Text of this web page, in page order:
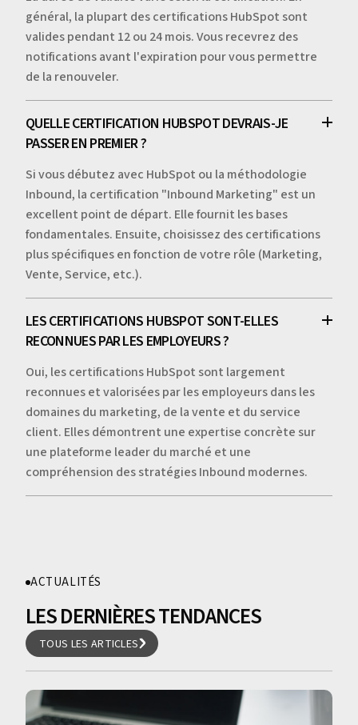
général, la plupart des certifications HubSpot sont
valides pendant 12 ou 24 mois. Vous recevrez des
notifications avant l'expiration pour vous permettre
de la renouveler.
QUELLE CERTIFICATION HUBSPOT DEVRAIS-JE
PASSER EN PREMIER ?
Si vous débutez avec HubSpot ou la méthodologie
Inbound, la certification "Inbound Marketing" est un
excellent point de départ. Elle fournit les bases
fondamentales. Ensuite, choisissez des certifications
plus spécifiques en fonction de votre rôle (Marketing,
Vente, Service, etc.).
LES CERTIFICATIONS HUBSPOT SONT-ELLES
RECONNUES PAR LES EMPLOYEURS ?
Oui, les certifications HubSpot sont largement
reconnues et valorisées par les employeurs dans les
domaines du marketing, de la vente et du service
client. Elles démontrent une expertise concrète sur
une plateforme leader du marché et une
compréhension des stratégies Inbound modernes.
ACTUALITÉS
LES DERNIÈRES TENDANCES
TOUS LES ARTICLES
TOUS LES ARTICLES